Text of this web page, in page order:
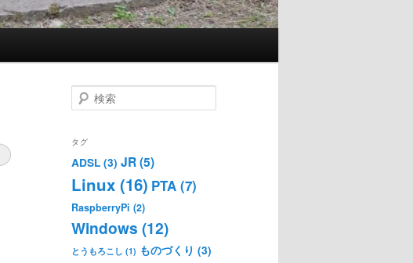
検
索
タグ
ADSL (3) JR(5)
Linux (16) PTA (7)
RaspberryPi (2)
Windows (12)
とうもろこし (1) ものづくり (3)